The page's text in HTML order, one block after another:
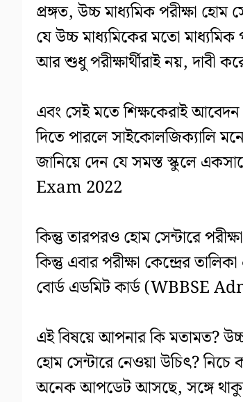
প্রঙ্গত, উচ্চ মাধ্যমিক পরীক্ষা হোম
যে উচ্চ মাধ্যমিকের মতো
আর শুধু পরীক্ষার্থীরাই নয়, দাবী
এবং সেই মতে শিক্ষকেরাই
দিতে পারলে সাইকোলজিক্যালি
জানিয়ে দেন যে সমস্ত স্কুলে
Exam 2022
কিন্তু তারপরও হোম সেন্টারে
কিন্তু এবার পরীক্ষা কেন্দ্রের
বোর্ড এডমিট কার্ড (WBBSE
এই বিষয়ে আপনার কি মতামত?
হোম সেন্টারে নেওয়া উচিৎ?
অনেক আপডেট আসছে, সঙ্গে